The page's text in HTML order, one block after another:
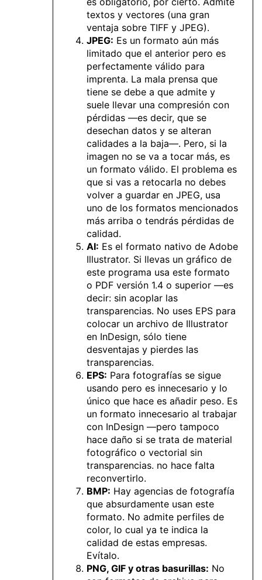
textos y vectores (una gran
ventaja sobre TIFF y JPEG).
JPEG: Es un formato aún más
limitado que el anterior pero es
perfectamente válido para
imprenta. La mala prensa que
tiene se debe a que admite y
suele llevar una compresión con
pérdidas —es decir, que se
desechan datos y se alteran
calidades a la baja—. Pero, si la
imagen no se va a tocar más, es
un formato válido. El problema es
que si vas a retocarla no debes
volver a guardar en JPEG, usa
uno de los formatos mencionados
más arriba o tendrás pérdidas de
calidad.
AI: Es el formato nativo de Adobe
Illustrator. Si llevas un gráfico de
este programa usa este formato
o PDF versión 1.4 o superior —es
decir: sin acoplar las
transparencias. No uses EPS para
colocar un archivo de Illustrator
en InDesign, sólo tiene
desventajas y pierdes las
transparencias.
EPS: Para fotografías se sigue
usando pero es innecesario y lo
único que hace es añadir peso. Es
un formato innecesario al trabajar
con InDesign —pero tampoco
hace daño si se trata de material
fotográfico o vectorial sin
transparencias. no hace falta
reconvertirlo.
BMP: Hay agencias de fotografía
que absurdamente usan este
formato. No admite perfiles de
color, lo cual ya te indica la
calidad de estas empresas.
Evítalo.
PNG, GIF y otras basurillas: No